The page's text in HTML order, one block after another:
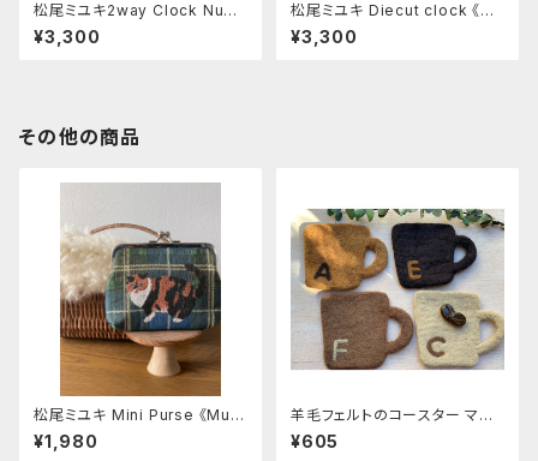
松尾ミユキ2way Clock Num
bers White
¥3,300
松尾ミユキ Diecut clock 《Ca
t in the basket》
¥3,300
その他の商品
松尾ミユキ Mini Purse 《Mug
i》
¥1,980
羊毛フェルトのコースター マ
グ〜C A F E〜
¥605